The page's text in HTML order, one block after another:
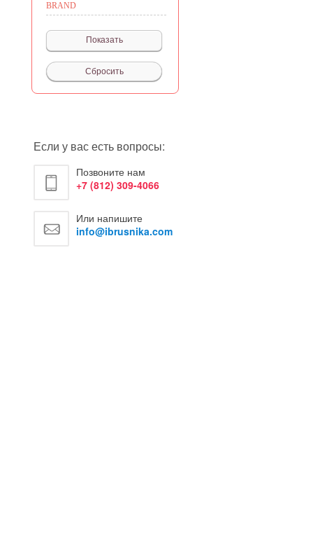
BRAND
Если у вас есть вопросы:
Позвоните нам
+7 (812) 309-4066
Или напишите
info@ibrusnika.com